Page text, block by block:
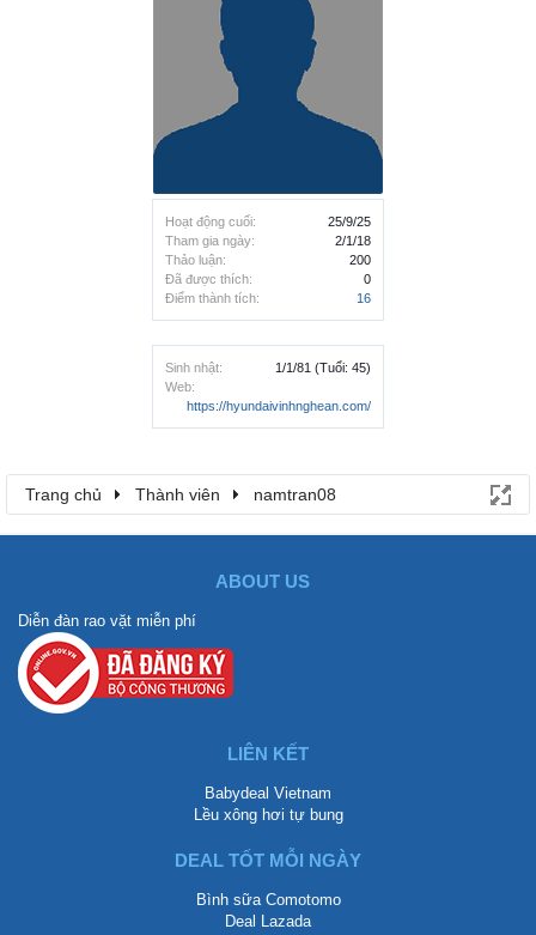
Hoạt động cuối:
25/9/25
Tham gia ngày:
2/1/18
Thảo luận:
200
Đã được thích:
0
Điểm thành tích:
16
Sinh nhật: 1/1/81 (Tuổi: 45)
Web:
https://hyundaivinhnghean.com/
Trang chủ Thành viên namtran08
ABOUT US
Diễn đàn rao vặt miễn phí
LIÊN KẾT
Babydeal Vietnam
Lều xông hơi tự bung
DEAL TỐT MỖI NGÀY
Bình sữa Comotomo
Deal Lazada